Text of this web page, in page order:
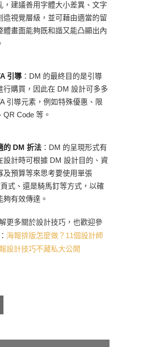
，建議善用字體大小差異、文字
造視覺層級，並可藉由適當的留
體畫面能夠既和諧又能凸顯出內
引導：DM 的最終目的是引導
行購買，因此在 DM 設計可多多
引導元素，例如特殊優惠、限
QR Code 等。
的 DM 折法 ：DM 的呈現形式有
設計時可根據 DM 設計目的、資
及預算等來思考要使用單張
式、還是騎馬釘等方式，以確
夠有效傳達。
更多關於設計技巧，也歡迎參
海報排版怎麼做？11個設計師
設計技巧不藏私大公開